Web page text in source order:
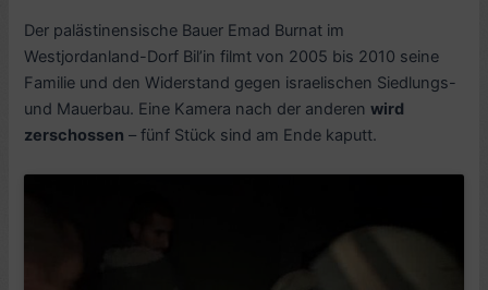
Der palästinensische Bauer Emad Burnat im
Westjordanland-Dorf Bil’in filmt von 2005 bis 2010 seine
Familie und den Widerstand gegen israelischen Siedlungs-
und Mauerbau. Eine Kamera nach der anderenwird
zerschossen – fünf Stück sind am Ende kaputt.